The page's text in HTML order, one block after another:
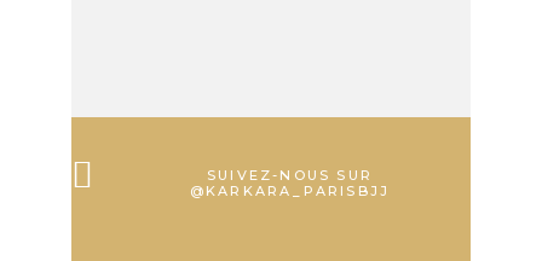
SUIVEZ-NOUS SUR
@KARKARA_PARISBJJ